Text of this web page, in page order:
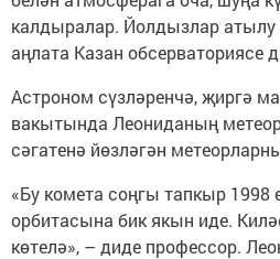
калдыралар. Йолдызлар
аңлата Казан обсерваториясе
Астроном сүзләренчә, җиргә
вакытында Леониданың
сәгатенә йөзләгән
«Бу комета соңгы тапкыр 1998
орбитасына бик якын иде.
көтелә», – диде профессор.